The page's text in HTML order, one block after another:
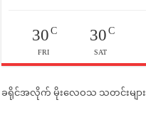
30C
FRI
30C
SAT
ခရိုင်အလိုက် မိုးလေဝသ သတင်းများ